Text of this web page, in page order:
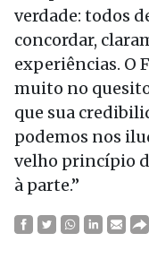
verdade: todos
concordar,
experiências. O
muito no
que sua
podemos nos
velho princípio
à parte.”